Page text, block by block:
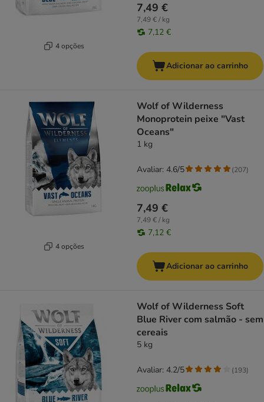
4 opções
7,49 €
7,49 € / kg
7,12 €
Adicionar ao carrinho
4 opções
Wolf of Wilderness
Monoprotein peixe "Vast
Oceans"
1 kg
7,49 €
7,49 € / kg
7,12 €
Avaliar: 4.6/5 (207)
Adicionar ao carrinho
Wolf of Wilderness Soft
Blue River com salmão - sem
cereais
5 kg
Avaliar: 4.2/5 (193)